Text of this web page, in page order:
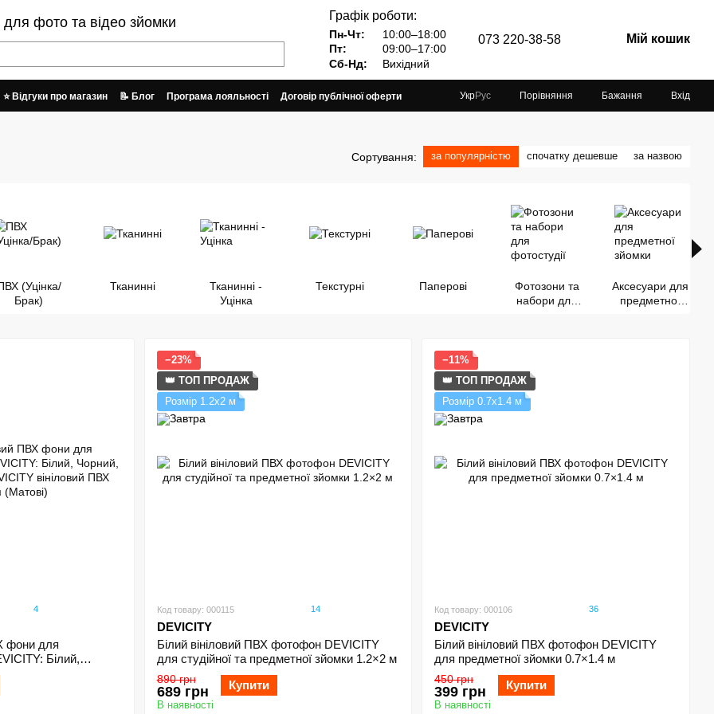
для фото та відео зйомки Графік роботи:
Пн-Чт:
10:00–18:00
Пт:
09:00–17:00
Сб-Нд:
Вихідний
073 220-38-58 Мій кошик
⭐ Відгуки про магазин 📝 Блог Програма лояльності
Договір публічної оферти
Графік работи та відправки замовлень
УкрРус Порівняння Бажання Вхід
Сортування: за популярністю спочатку дешевше за назвою
(Уцінка/
Брак)
Тканинні
Тканинні -
Уцінка
Текстурні Паперові
Фотозони та
набори для
Аксесуари для
предметної
4
фони для
Білий,
DEVICITY
(Матові)
−23%
👑 ТОП ПРОДАЖ
Розмір 1.2х2 м
Код товару: 000115 14
DEVICITY
Білий вініловий ПВХ фотофон DEVICITY
для студійної та предметної зйомки 1.2×2 м
890 грн
689 грн Купити
В наявності
−11%
👑 ТОП ПРОДАЖ
Розмір 0.7х1.4 м
Код товару: 000106 36
DEVICITY
Білий вініловий ПВХ фотофон DEVICITY
для предметної зйомки 0.7×1.4 м
450 грн
399 грн Купити
В наявності